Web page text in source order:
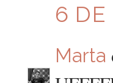
6 DE
Marta